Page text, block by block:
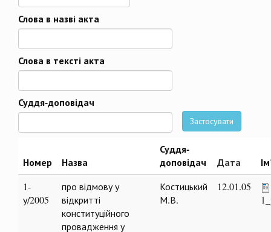
Дата
Слова в назві акта
Слова в тексті акта
Суддя-доповідач
Застосувати
Номер Назва
Суддя-
доповідач
Дата
1-
у/2005
про відмову у
відкритті
конституційного
провадження у
Костицький
М.В.
12.01.05